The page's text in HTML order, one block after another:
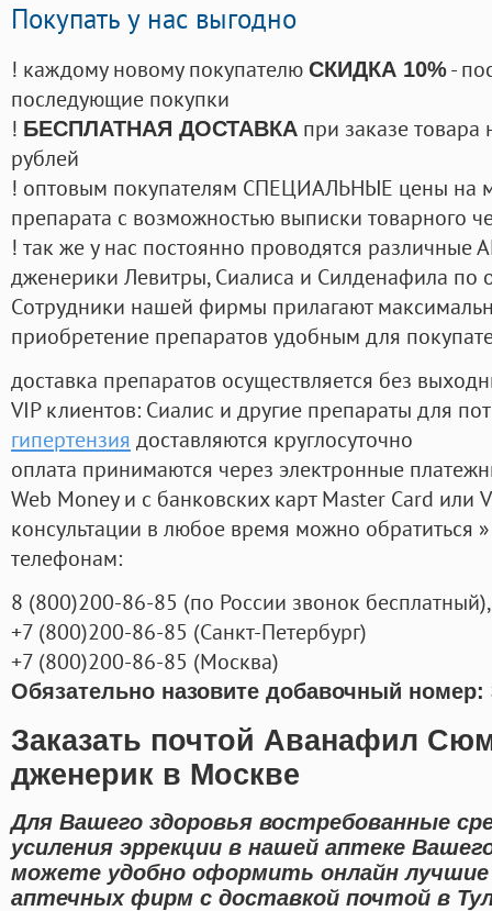
Покупать у нас выгодно
! каждому новому покупателю СКИДКА 10%-
последующие покупки
! БЕСПЛАТНАЯ ДОСТАВКА при заказе
рублей
! оптовым покупателям СПЕЦИАЛЬНЫЕ цены на
препарата с возможностью выписки товарного
! так же у нас постоянно проводятся
дженерики Левитры, Сиалиса и Силденафила по
Cотрудники нашей фирмы прилагают
приобретение препаратов удобным для
доставка препаратов осуществляется без
VIP клиентов: Сиалис и другие препараты для
гипертензия доставляются круглосуточно
оплата принимаются через электронные
Web Money и с банковских карт Master Card или
консультации в любое время можно обратиться
телефонам:
8 (800)200-86-85 (по России звонок бесплатный),
+7 (800)200-86-85 (Санкт-Петербург)
+7 (800)200-86-85 (Москва)
Обязательно назовите добавочный номер:
Заказать почтой Аванафил
дженерик в Москве
Для Вашего здоровья востребованные
усиления эррекции в нашей аптеке
можете удобно оформить онлайн лучшие
аптечных фирм с доставкой почтой в